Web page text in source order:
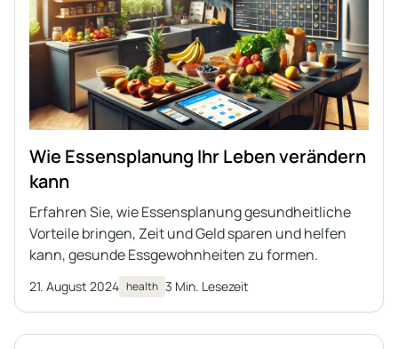
Wie Essensplanung Ihr Leben verändern
kann
Erfahren Sie, wie Essensplanung gesundheitliche
Vorteile bringen, Zeit und Geld sparen und helfen
kann, gesunde Essgewohnheiten zu formen.
21. August 2024 health 3 Min. Lesezeit